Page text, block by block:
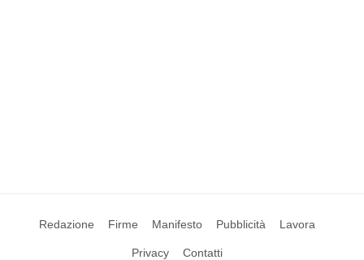
Redazione Firme Manifesto Pubblicità Lavora
Privacy Contatti